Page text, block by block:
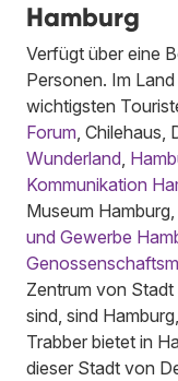
Hamburg
Verfügt über eine
Personen. Im
wichtigsten
Forum, Chilehaus,
Wunderland,
Kommunikation
Museum Hamburg,
und Gewerbe
Zentrum von
sind, sind
Trabber bietet in
dieser Stadt von